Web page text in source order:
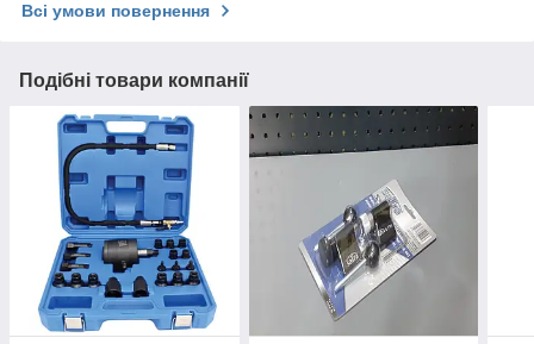
Всі умови повернення
Подібні товари компанії